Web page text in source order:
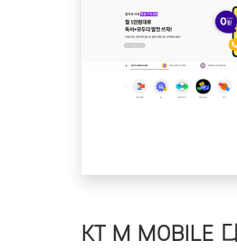
KT M MOBILE